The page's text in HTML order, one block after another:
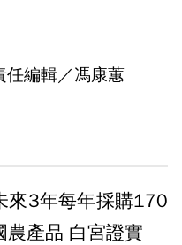
編輯／馮康蕙
來3年每年採購170
農產品 白宮證實